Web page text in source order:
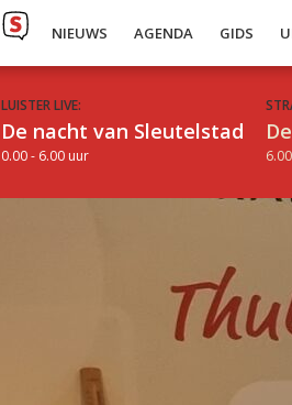
NIEUWS AGENDA GIDS
LUISTER LIVE:
De nacht van Sleutelstad
0.00 - 6.00 uur